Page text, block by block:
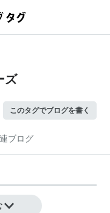
ズ
このタグでブログを書く
ブログ